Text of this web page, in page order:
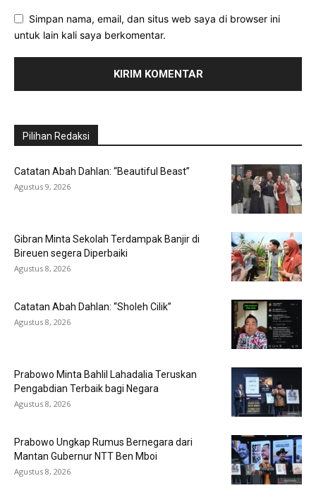
Simpan nama, email, dan situs web saya di browser ini
untuk lain kali saya berkomentar.
Pilihan Redaksi
Catatan Abah Dahlan: “Beautiful Beast”
Agustus 9, 2026
Gibran Minta Sekolah Terdampak Banjir di
Bireuen segera Diperbaiki
Agustus 8, 2026
Catatan Abah Dahlan: “Sholeh Cilik”
Agustus 8, 2026
Prabowo Minta Bahlil Lahadalia Teruskan
Pengabdian Terbaik bagi Negara
Agustus 8, 2026
Prabowo Ungkap Rumus Bernegara dari
Mantan Gubernur NTT Ben Mboi
Agustus 8, 2026